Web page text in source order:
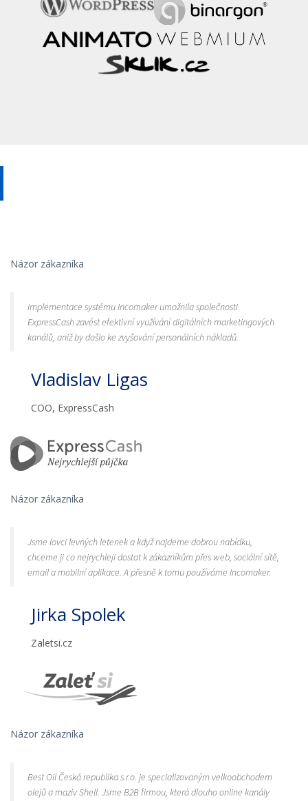
Názor zákazníka
Implementace systému Incomaker umožnila společnosti
ExpressCash zavést efektivní využívání digitálních marketingových
kanálů, aniž by došlo ke zvyšování personálních nákladů.
Vladislav Ligas
COO, ExpressCash
Názor zákazníka
Jsme lovci levných letenek a když najdeme dobrou nabídku,
chceme ji co nejrychleji dostat k zákazníkům přes web, sociální sítě,
email a mobilní aplikace. A přesně k tomu používáme Incomaker.
Jirka Spolek
Zaletsi.cz
Názor zákazníka
Best Oil Česká republika s.r.o. je specializovaným velkoobchodem
olejů a maziv Shell. Jsme B2B firmou, která dlouho online kanály